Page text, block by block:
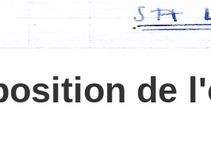
de